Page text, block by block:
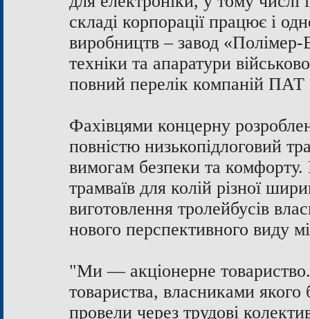
складі корпорації працює і
виробництв – завод
техніки та апаратури
повний перелік компаній
Фахівцями концерну
повністю низькопідлоговий
вимогам безпеки та
трамваїв для колій різної
виготовлення тролейбусів
нового перспективного виду
"Ми — акціонерне
товариства, власниками
провели через трудові